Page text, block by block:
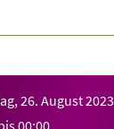
26. August 2023
00:00